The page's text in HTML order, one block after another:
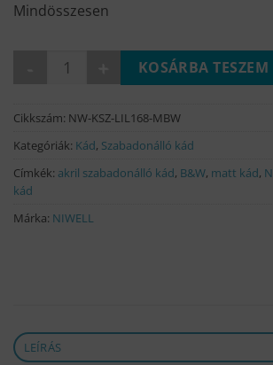
Mindösszesen
LILY matt b&w szabadonálló kád 167x76
KOSÁRBA TESZEM
Cikkszám: NW-KSZ-LIL168-MBW
Kategóriák: Kád, Szabadonálló kád
Címkék: akril szabadonálló kád, B&W, matt kád,
kád
Márka: NIWELL
LEÍRÁS